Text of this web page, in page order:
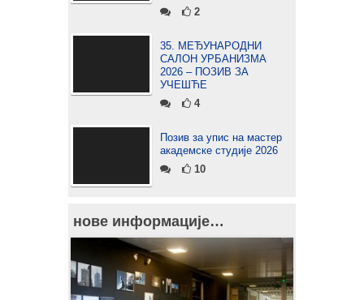
2
35. МЕЂУНАРОДНИ
САЛОН УРБАНИЗМА
2026 – ПОЗИВ ЗА
УЧЕШЋЕ
4
Позив за упис на мастер
академске студије 2026
10
нове информације…